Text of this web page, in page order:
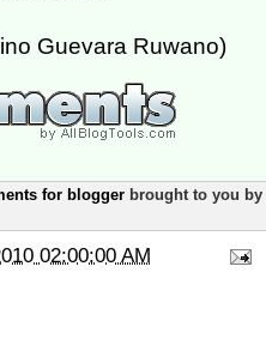
Guevara Ruwano)
for blogger brought to you by
02:00:00 AM